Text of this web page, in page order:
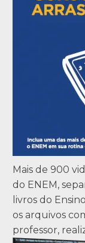
Mais de 900
do ENEM,
livros do
os arquivos
professor,